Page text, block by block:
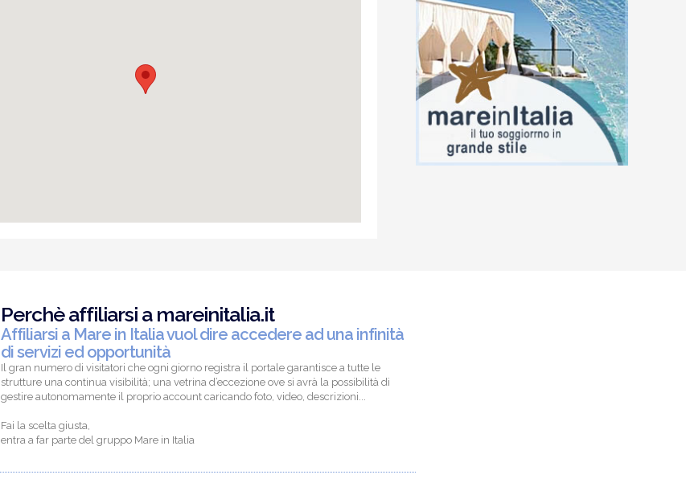
Perchè affiliarsi a mareinitalia.it
Affiliarsi a Mare in Italia vuol dire accedere ad una infinità
di servizi ed opportunità
Il gran numero di visitatori che ogni giorno registra il portale garantisce a tutte le
strutture una continua visibilità; una vetrina d’eccezione ove si avrà la possibilità di
gestire autonomamente il proprio account caricando foto, video, descrizioni...
Fai la scelta giusta,
entra a far parte del gruppo Mare in Italia